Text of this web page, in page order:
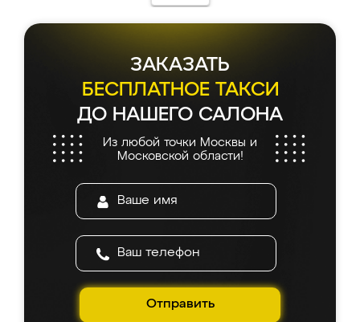
ЗАКАЗАТЬ
БЕСПЛАТНОЕ ТАКСИ
ДО НАШЕГО САЛОНА
Из любой точки Москвы и
Московской области!
Отправить